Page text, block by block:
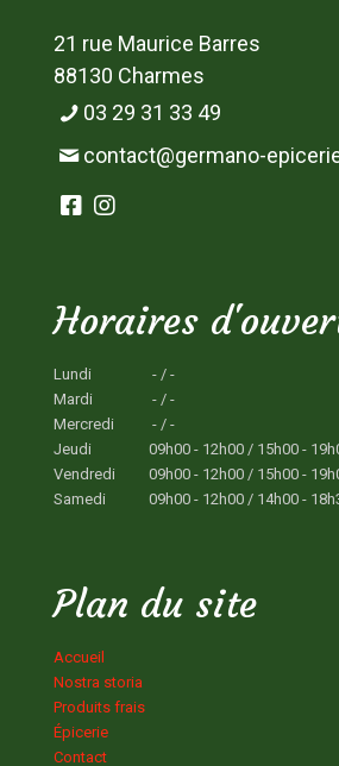
21 rue Maurice Barres
88130 Charmes
03 29 31 33 49
contact@germano-
Horaires
Lundi
- / -
Mardi
- / -
Mercredi
- / -
Jeudi
09h00 - 12h00 / 15h00 -
Vendredi
09h00 - 12h00 / 15h00 -
Samedi
09h00 - 12h00 / 14h00 -
Plan du site
Accueil
Nostra storia
Produits frais
Épicerie
Contact